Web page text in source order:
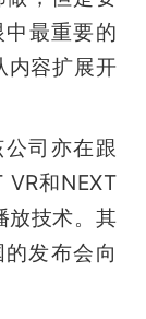
最重要的
内容扩展开
司亦在跟
VR和NEXT
放技术。其
发布会向